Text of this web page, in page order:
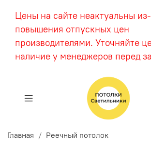
Цены на сайте неактуальны
повышения отпускных цен
производителями. Уточняйте
наличие у менеджеров перед
Главная Реечный потолок